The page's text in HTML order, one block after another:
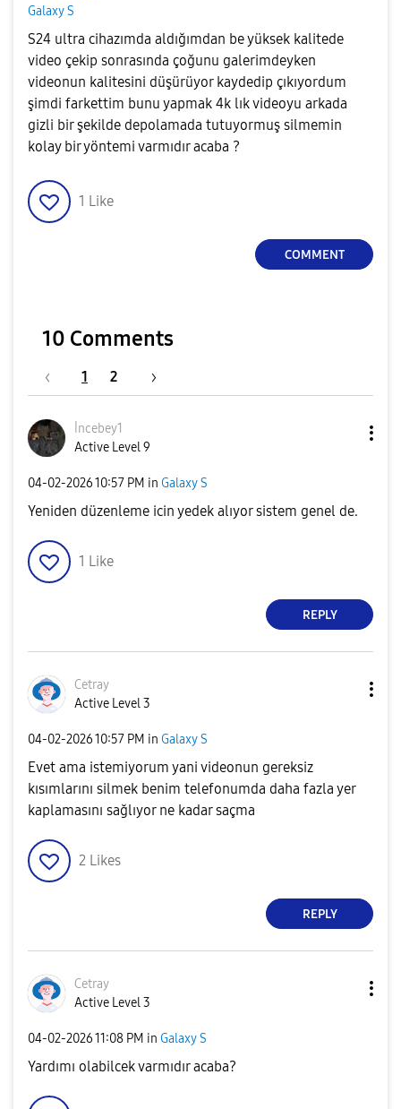
Galaxy S
S24 ultra cihazımda aldığımdan be yüksek kalitede
video çekip sonrasında çoğunu galerimdeyken
videonun kalitesini düşürüyor kaydedip çıkıyordum
şimdi farkettim bunu yapmak 4k lık videoyu arkada
gizli bir şekilde depolamada tutuyormuş silmemin
kolay bir yöntemi varmıdır acaba ?
1 Like
COMMENT
10 Comments
1 2
İncebey1
Active Level 9
‎04-02-202610:57 PM in Galaxy S
Yeniden düzenleme icin yedek alıyor sistem genel de.
1 Like
REPLY
Cetray
Active Level 3
‎04-02-202610:57 PM in Galaxy S
Evet ama istemiyorum yani videonun gereksiz
kısımlarını silmek benim telefonumda daha fazla yer
kaplamasını sağlıyor ne kadar saçma
2 Likes
REPLY
Cetray
Active Level 3
‎04-02-202611:08 PM in Galaxy S
Yardımı olabilcek varmıdır acaba?